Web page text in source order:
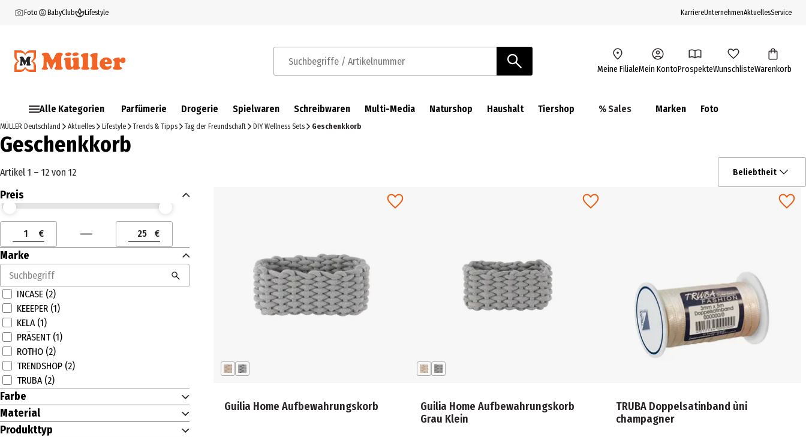
Foto BabyClub Lifestyle KarriereUnternehmenAktuellesService
Suchbegriffe / Artikelnummer Meine FilialeMein KontoProspekteWunschlisteWarenkorb
Alle Kategorien Parfümerie Drogerie Spielwaren Schreibwaren Multi-Media Naturshop Haushalt Tiershop % Sales Marken Foto
MÜLLER Deutschland Aktuelles Lifestyle Trends & Tipps Tag der Freundschaft DIY Wellness Sets Geschenkkorb
Geschenkkorb
Artikel 1 – 12 von 12 Beliebtheit
Preis
Preis (€) ab
Preis (€) bis
Preis (€) ab
€
Preis (€) bis
€
Marke
INCASE (2)
KEEEPER (1)
KELA (1)
PRÄSENT (1)
ROTHO (2)
TRENDSHOP (2)
TRUBA (2)
Farbe
Material
Produkttyp
Guilia Home Aufbewahrungskorb
Guilia Home Aufbewahrungskorb
Grau Klein
TRUBA Doppelsatinband ùni
champagner